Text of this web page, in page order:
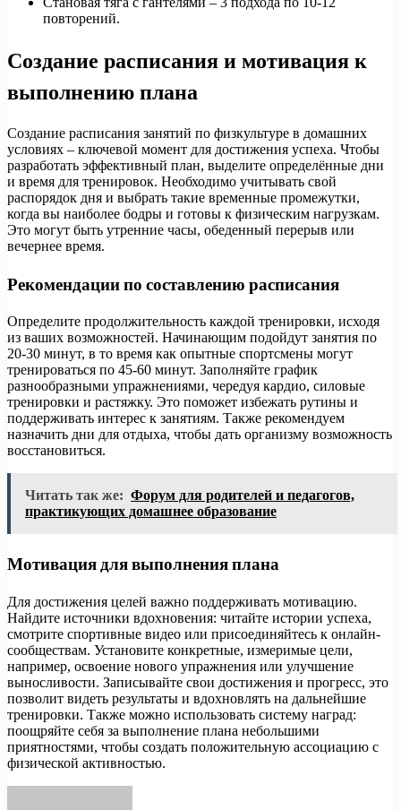
повторений.
Создание расписания и мотивация к
выполнению плана
Создание расписания занятий по физкультуре в домашних
условиях – ключевой момент для достижения успеха. Чтобы
разработать эффективный план, выделите определённые дни
и время для тренировок. Необходимо учитывать свой
распорядок дня и выбрать такие временные промежутки,
когда вы наиболее бодры и готовы к физическим нагрузкам.
Это могут быть утренние часы, обеденный перерыв или
вечернее время.
Рекомендации по составлению расписания
Определите продолжительность каждой тренировки, исходя
из ваших возможностей. Начинающим подойдут занятия по
20-30 минут, в то время как опытные спортсмены могут
тренироваться по 45-60 минут. Заполняйте график
разнообразными упражнениями, чередуя кардио, силовые
тренировки и растяжку. Это поможет избежать рутины и
поддерживать интерес к занятиям. Также рекомендуем
назначить дни для отдыха, чтобы дать организму возможность
восстановиться.
Читать так же: Форум для родителей и педагогов,
практикующих домашнее образование
Мотивация для выполнения плана
Для достижения целей важно поддерживать мотивацию.
Найдите источники вдохновения: читайте истории успеха,
смотрите спортивные видео или присоединяйтесь к онлайн-
сообществам. Установите конкретные, измеримые цели,
например, освоение нового упражнения или улучшение
выносливости. Записывайте свои достижения и прогресс, это
позволит видеть результаты и вдохновлять на дальнейшие
тренировки. Также можно использовать систему наград:
поощряйте себя за выполнение плана небольшими
приятностями, чтобы создать положительную ассоциацию с
физической активностью.